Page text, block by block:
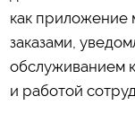
как приложение
заказами,
обслуживанием
и работой